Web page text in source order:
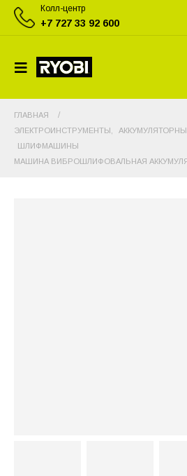
Колл-центр
+7 727 33 92 600
ГЛАВНАЯ
ЭЛЕКТРОИНСТРУМЕНТЫ
ШЛИФМАШИНЫ
МАШИНА ВИБРОШЛИФОВАЛЬНАЯ